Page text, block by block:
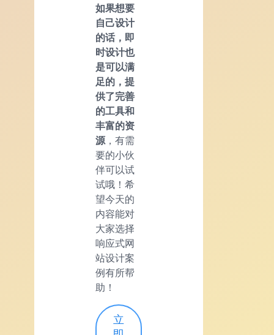
如果想要
自己设计
的话，即
时设计也
是可以满
足的，提
供了完善
的工具和
丰富的资
源 ，有需
要的小伙
伴可以试
试哦！希
望今天的
内容能对
大家选择
响应式网
站设计案
例有所帮
助！
立